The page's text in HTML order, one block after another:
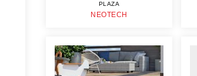
PLAZA
NEOTECH